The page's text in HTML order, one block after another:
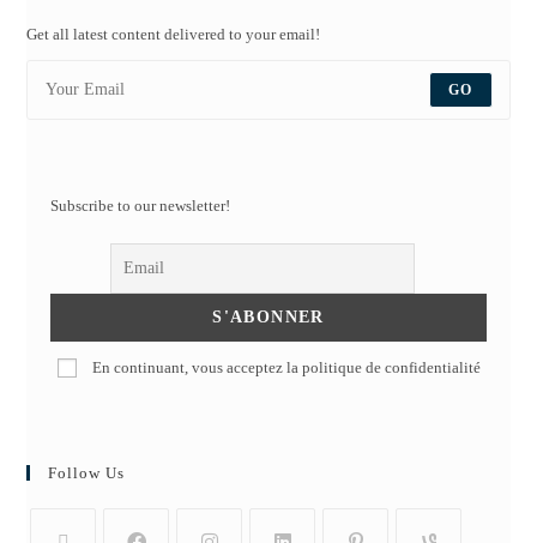
Get all latest content delivered to your email!
GO
Subscribe to our newsletter!
En continuant, vous acceptez la politique de confidentialité
Follow Us